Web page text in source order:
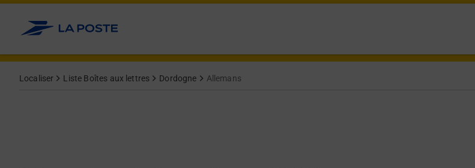
Allez au contenu
Localiser Liste Boîtes aux lettres Dordogne Allemans